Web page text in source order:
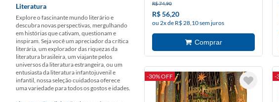
Literatura
Explore o fascinante mundo literário e
descubra novas perspectivas, mergulhando
em histórias que cativam, questionam e
inspiram. Seja você um apreciador da crítica
literária, um explorador das riquezas da
literatura brasileira, um viajante pelos
universos da literatura estrangeira, ou um
entusiasta da literatura infantojuvenil e
infantil, nossa seleção cuidadosa oferece
uma variedade para todos os gostos e idades.
R$ 74,90
R$ 56,20
ou 2x de R$ 28,10 sem juros
-30% OFF -